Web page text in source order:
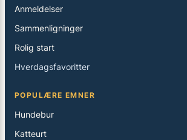
Anmeldelser
Sammenligninger
Rolig start
Hverdagsfavoritter
POPULÆRE EMNER
Hundebur
Katteurt